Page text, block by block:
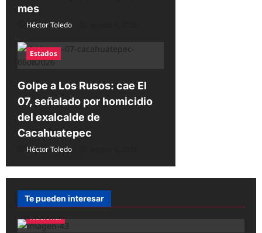
mes
Héctor Toledo
Estados
Golpe a Los Rusos: cae El
07, señalado por homicidio
del exalcalde de
Cacahuatepec
Héctor Toledo
Te pueden interesar
Nacional